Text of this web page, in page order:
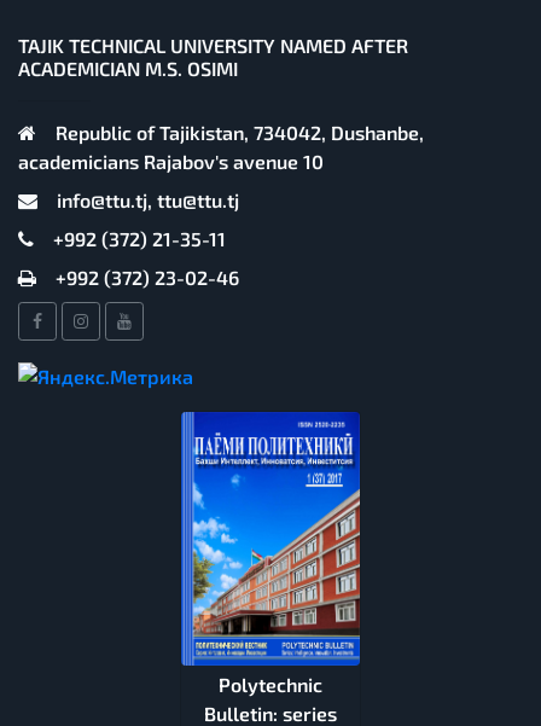
TAJIK TECHNICAL UNIVERSITY NAMED AFTER
ACADEMICIAN M.S. OSIMI
Republic of Tajikistan, 734042, Dushanbe,
academicians Rajabov's avenue 10
info@ttu.tj, ttu@ttu.tj
+992 (372) 21-35-11
+992 (372) 23-02-46
Polytechnic
Bulletin: series